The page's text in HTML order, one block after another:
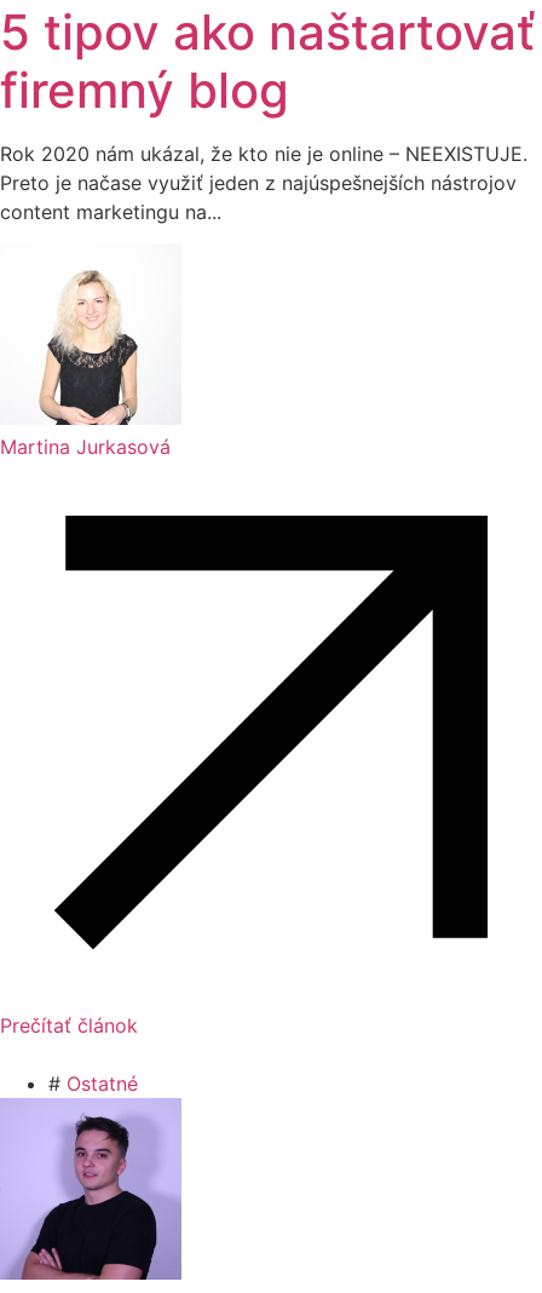
5 tipov ako naštartovať
firemný blog
Rok 2020 nám ukázal, že kto nie je online – NEEXISTUJE.
Preto je načase využiť jeden z najúspešnejších nástrojov
content marketingu na...
Martina Jurkasová
Prečítať článok
# Ostatné